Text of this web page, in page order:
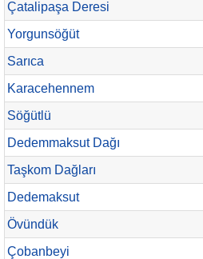
Çatalipaşa Deresi
Yorgunsöğüt
Sarıca
Karacehennem
Söğütlü
Dedemmaksut Dağı
Taşkom Dağları
Dedemaksut
Övündük
Çobanbeyi